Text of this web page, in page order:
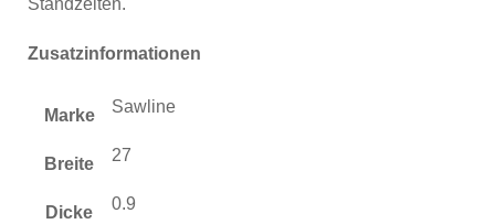
Zusatzinformationen
Marke Sawline
Breite 27
Dicke 0.9